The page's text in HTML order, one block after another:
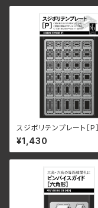
スジボリテンプレート［P］
¥1,430